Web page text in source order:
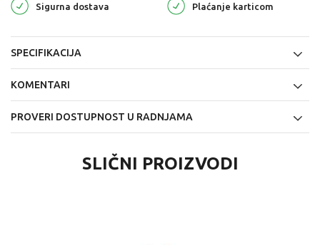
Sigurna dostava Plaćanje karticom
SPECIFIKACIJA
KOMENTARI
PROVERI DOSTUPNOST U RADNJAMA
SLIČNI PROIZVODI